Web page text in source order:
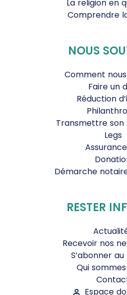
La religion en
Comprendre
NOUS
Comment
Faire un
Réduction
Transmettre
Legs
Démarche
RESTER
Recevoir nos
S’abonner
Qui
Espace